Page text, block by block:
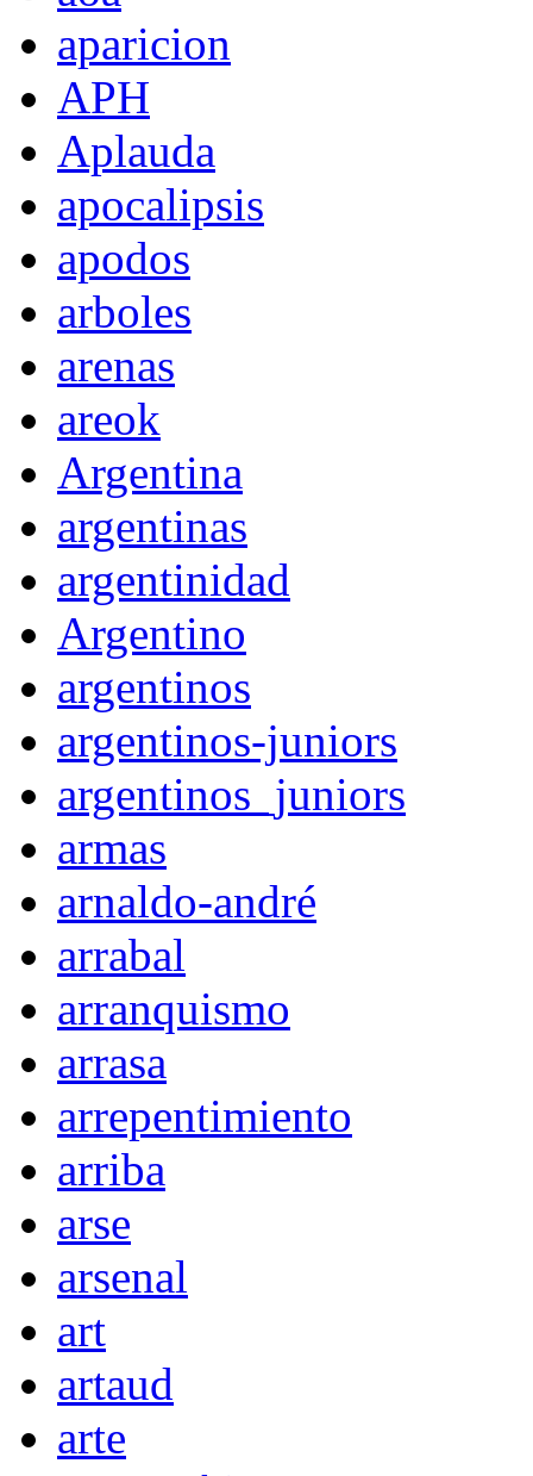
aparicion
APH
Aplauda
apocalipsis
apodos
arboles
arenas
areok
Argentina
argentinas
argentinidad
Argentino
argentinos
argentinos-juniors
argentinos_juniors
armas
arnaldo-andré
arrabal
arranquismo
arrasa
arrepentimiento
arriba
arse
arsenal
art
artaud
arte